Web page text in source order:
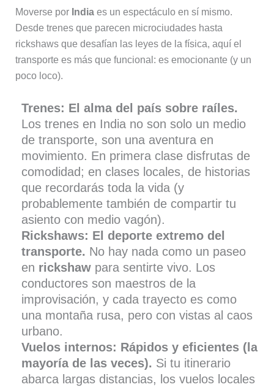
Moverse por Indiaes un espectáculo en sí mismo.
Desde trenes que parecen microciudades hasta
rickshaws que desafían las leyes de la física, aquí el
transporte es más que funcional: es emocionante (y un
poco loco).
Trenes: El alma del país sobre raíles.
Los trenes en India no son solo un medio
de transporte, son una aventura en
movimiento. En primera clase disfrutas de
comodidad; en clases locales, de historias
que recordarás toda la vida (y
probablemente también de compartir tu
asiento con medio vagón).
Rickshaws: El deporte extremo del
transporte. No hay nada como un paseo
en rickshawpara sentirte vivo. Los
conductores son maestros de la
improvisación, y cada trayecto es como
una montaña rusa, pero con vistas al caos
urbano.
Vuelos internos: Rápidos y eficientes (la
mayoría de las veces). Si tu itinerario
abarca largas distancias, los vuelos locales